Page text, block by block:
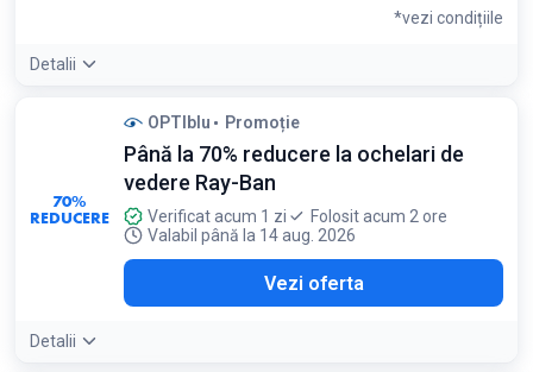
*vezi condițiile
Detalii
Se aplică exclusiv la produsele selecționate
70%
REDUCERE
OPTIblu Promoție
Până la 70% reducere la ochelari de
vedere Ray-Ban
Verificat acum 1 zi
Folosit acum 2 ore
Valabil până la 14 aug. 2026
Vezi oferta
Detalii